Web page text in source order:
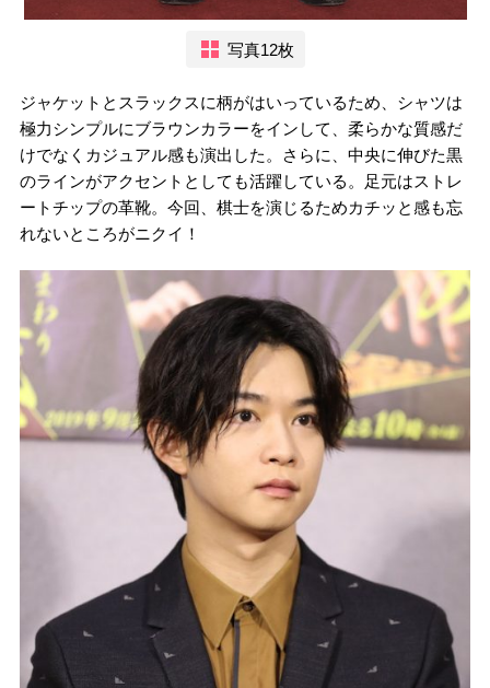
写真12枚
ジャケットとスラックスに柄がはいっているため、シャツは
極力シンプルにブラウンカラーをインして、柔らかな質感だ
けでなくカジュアル感も演出した。さらに、中央に伸びた黒
のラインがアクセントとしても活躍している。足元はストレ
ートチップの革靴。今回、棋士を演じるためカチッと感も忘
れないところがニクイ！